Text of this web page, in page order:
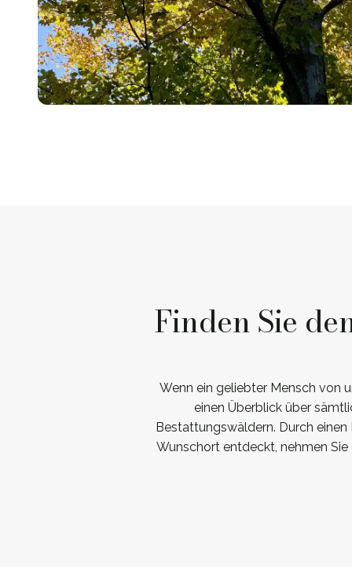
Finden Sie
Wenn ein geliebter Mensch von
einen Überblick über
Bestattungswäldern. Durch
Wunschort entdeckt, nehmen